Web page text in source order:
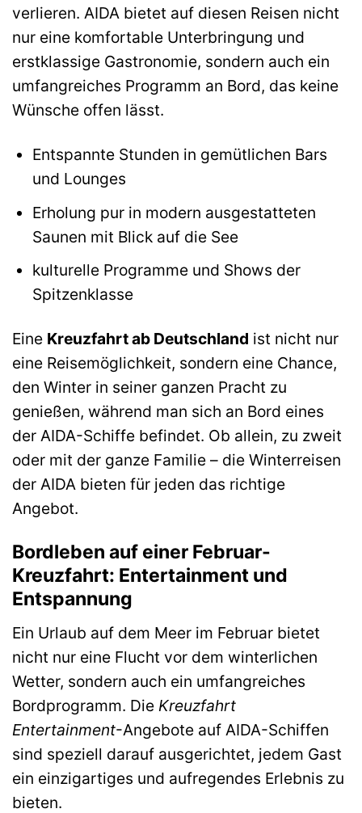
verlieren. AIDA bietet auf diesen Reisen nicht
nur eine komfortable Unterbringung und
erstklassige Gastronomie, sondern auch ein
umfangreiches Programm an Bord, das keine
Wünsche offen lässt.
Entspannte Stunden in gemütlichen Bars
und Lounges
Erholung pur in modern ausgestatteten
Saunen mit Blick auf die See
kulturelle Programme und Shows der
Spitzenklasse
Eine Kreuzfahrt ab Deutschland ist nicht nur
eine Reisemöglichkeit, sondern eine Chance,
den Winter in seiner ganzen Pracht zu
genießen, während man sich an Bord eines
der AIDA-Schiffe befindet. Ob allein, zu zweit
oder mit der ganze Familie – die Winterreisen
der AIDA bieten für jeden das richtige
Angebot.
Bordleben auf einer Februar-
Kreuzfahrt: Entertainment und
Entspannung
Ein Urlaub auf dem Meer im Februar bietet
nicht nur eine Flucht vor dem winterlichen
Wetter, sondern auch ein umfangreiches
Bordprogramm. Die Kreuzfahrt
Entertainment-Angebote auf AIDA-Schiffen
sind speziell darauf ausgerichtet, jedem Gast
ein einzigartiges und aufregendes Erlebnis zu
bieten.